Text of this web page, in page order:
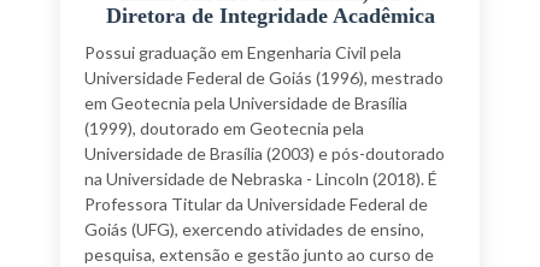
discreta, modelos econométricos aplicados ao
mobilidade.
Diretora de Integridade Acadêmica
Possui graduação em Engenharia Civil pela
Universidade Federal de Goiás (1996), mestrado
em Geotecnia pela Universidade de Brasília
(1999), doutorado em Geotecnia pela
Universidade de Brasília (2003) e pós-doutorado
na Universidade de Nebraska - Lincoln (2018). É
Professora Titular da Universidade Federal de
Goiás (UFG), exercendo atividades de ensino,
pesquisa, extensão e gestão junto ao curso de